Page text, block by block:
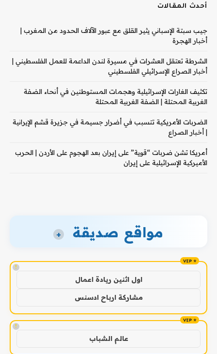
أحدث المقالات
جيب سبتة الإسباني يثير القلق مع عبور الآلاف الحدود من المغرب |
أخبار الهجرة
الشرطة تعتقل العشرات في مسيرة لندن الداعمة للعمل الفلسطيني |
أخبار الصراع الإسرائيلي الفلسطيني
تكثيف الغارات الإسرائيلية وهجمات المستوطنين في أنحاء الضفة
الغربية المحتلة | الضفة الغربية المحتلة
الضربات الأمريكية تتسبب في أضرار جسيمة في جزيرة قشم الإيرانية
| أخبار الصراع
أمريكا تشن ضربات “قوية” على إيران بعد الهجوم على الأردن | الحرب
الأميركية الإسرائيلية على إيران
مواقع صديقة +
!
اول اثنين ريادة اعمال
مشاركة ارباح ادسنس
!
عالم الشباب